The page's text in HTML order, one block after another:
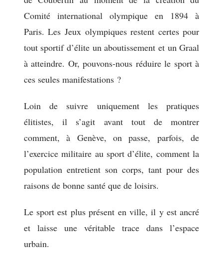
Comité international olympique en 1894 à
Paris. Les Jeux olympiques restent certes pour
tout sportif d’élite un aboutissement et un Graal
à atteindre. Or, pouvons-nous réduire le sport à
ces seules manifestations ?
Loin de suivre uniquement les pratiques
élitistes, il s’agit avant tout de montrer
comment, à Genève, on passe, parfois, de
l’exercice militaire au sport d’élite, comment la
population entretient son corps, tant pour des
raisons de bonne santé que de loisirs.
Le sport est plus présent en ville, il y est ancré
et laisse une véritable trace dans l’espace
urbain.